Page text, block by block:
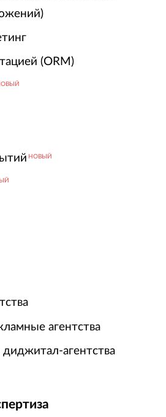
(ORM)
НОВЫЙ
агентства
агентства